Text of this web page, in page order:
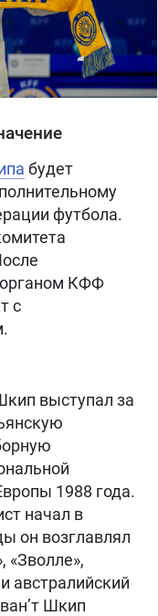
будет
футбола.
органом КФФ
с
выступал за
1988 года.
начал в
он возглавлял
«Зволле»,
австралийский
Шкип